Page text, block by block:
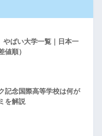
やばい大学一覧｜日本一
値順）
記念国際高等学校は何が
を解説